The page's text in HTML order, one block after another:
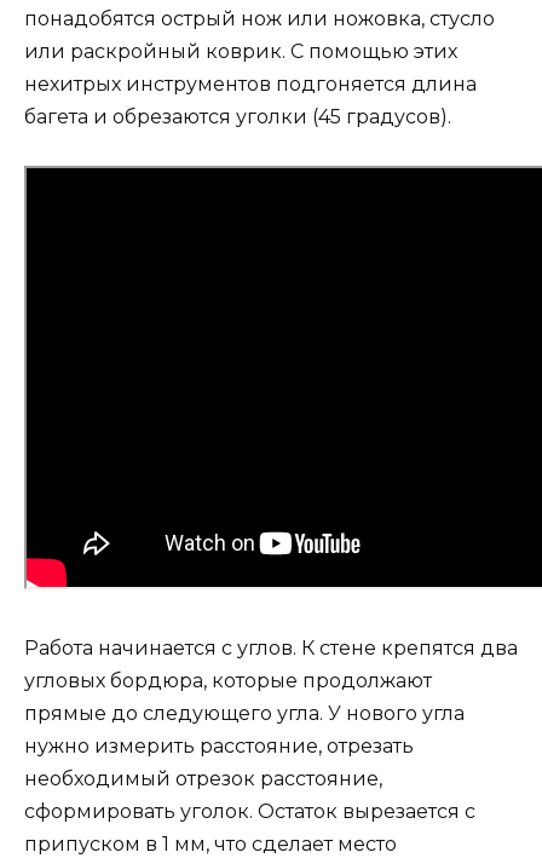
понадобятся острый нож или ножовка, стусло
или раскройный коврик. С помощью этих
нехитрых инструментов подгоняется длина
багета и обрезаются уголки (45 градусов).
Работа начинается с углов. К стене крепятся два
угловых бордюра, которые продолжают
прямые до следующего угла. У нового угла
нужно измерить расстояние, отрезать
необходимый отрезок расстояние,
сформировать уголок. Остаток вырезается с
припуском в 1 мм, что сделает место